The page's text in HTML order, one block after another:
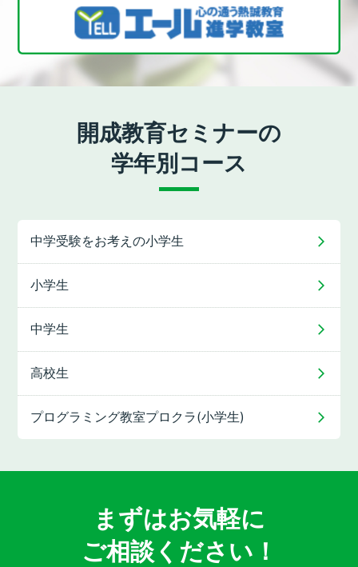
開成教育セミナーの
学年別コース
中学受験をお考えの小学生
小学生
中学生
高校生
プログラミング教室プロクラ(小学生)
まずはお気軽に
ご相談ください！